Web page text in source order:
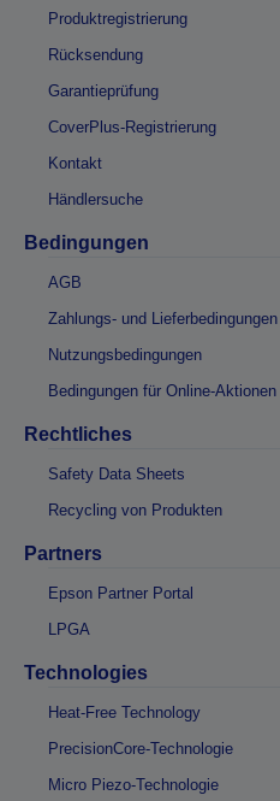
Produktregistrierung
Rücksendung
Garantieprüfung
CoverPlus-Registrierung
Kontakt
Händlersuche
Bedingungen
AGB
Zahlungs- und Lieferbedingungen
Nutzungsbedingungen
Bedingungen für Online-Aktionen
Rechtliches
Safety Data Sheets
Recycling von Produkten
Partners
Epson Partner Portal
LPGA
Technologies
Heat-Free Technology
PrecisionCore-Technologie
Micro Piezo-Technologie